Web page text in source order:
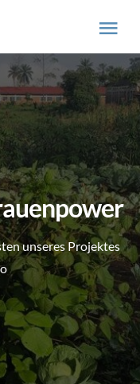
unseres Projektes